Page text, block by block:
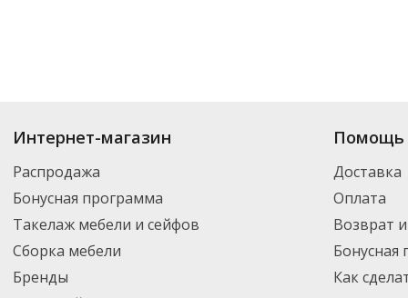
Интернет-магазин
Распродажа
Бонусная программа
Такелаж мебели и сейфов
Сборка мебели
Бренды
Помощь
Доставка
Оплата
Возврат
Бонусная
Как